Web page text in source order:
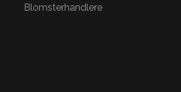
Blomsterhandlere